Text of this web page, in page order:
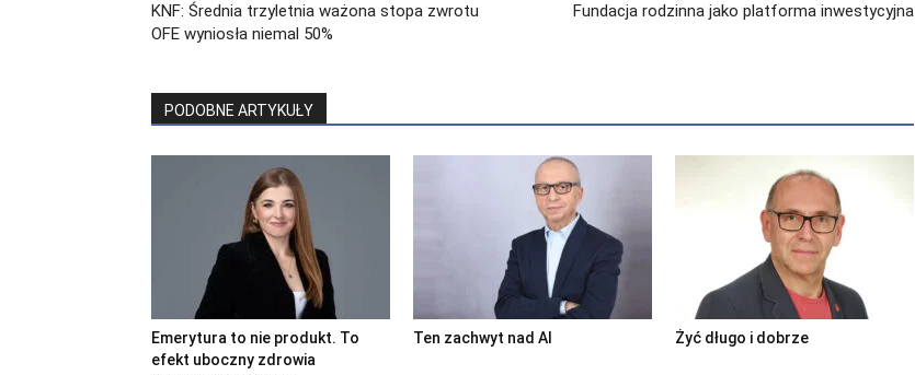
KNF: Średnia trzyletnia ważona stopa zwrotu
OFE wyniosła niemal 50%
Fundacja rodzinna jako platforma inwestycyjna
PODOBNE ARTYKUŁY
Emerytura to nie produkt. To
efekt uboczny zdrowia
Ten zachwyt nad AI Żyć długo i dobrze